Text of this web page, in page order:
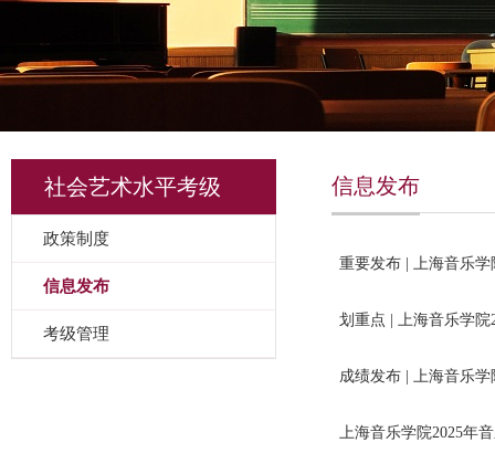
社会艺术水平考级
政策制度
信息发布
考级管理
信息发布
重要发布 | 上海音乐
划重点 | 上海音乐学
成绩发布 | 上海音乐
上海音乐学院2025年